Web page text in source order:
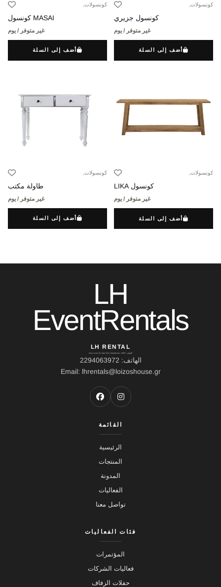
كونسولات,
كونسول جزيري
غير متوفر / يوم
أضف إلى السلة
كونسولات,
MASAI كونسول
غير متوفر / يوم
أضف إلى السلة
كونسولات,
كونسول LIKA
غير متوفر / يوم
أضف إلى السلة
كونسولات,
طاولة مكتب
غير متوفر / يوم
أضف إلى السلة
LH
EventRentals
LH RENTAL
العنوان: Ierou Loxou 10, Kato Souli, Marathonas, 19007
الهاتف: 2294063972
Email: lhrentals@loizoshouse.gr
القائمة
الرئيسية
المنتجات
المدونة
الفعاليات
تواصل معنا
فئات الفعاليات
المؤتمرات
فعاليات الشركات
حفلات الزفاف